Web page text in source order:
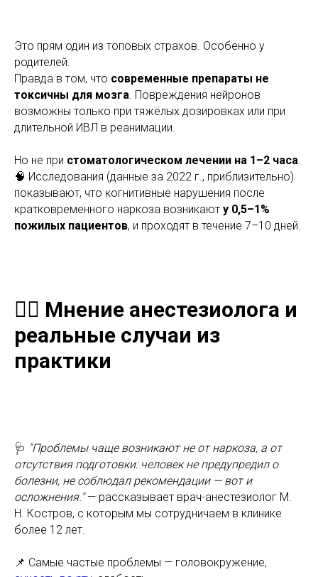
Это прям один из топовых страхов. Особенно у
родителей.
Правда в том, что современные препараты не
токсичны для мозга. Повреждения нейронов
возможны только при тяжёлых дозировках или при
длительной ИВЛ в реанимации.
Но не при стоматологическом лечении на 1–2 часа.
🧠 Исследования (данные за 2022 г., приблизительно)
показывают, что когнитивные нарушения после
кратковременного наркоза возникают у 0,5–1%
пожилых пациентов, и проходят в течение 7–10 дней.
🧑‍⚕️ Мнение анестезиолога и
реальные случаи из
практики
🩺 "Проблемы чаще возникают не от наркоза, а от
отсутствия подготовки: человек не предупредил о
болезни, не соблюдал рекомендации — вот и
осложнения."— рассказывает врач-анестезиолог М.
Н. Костров, с которым мы сотрудничаем в клинике
более 12 лет.
📌 Самые частые проблемы — головокружение,